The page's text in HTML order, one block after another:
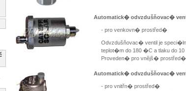
Automatick� odvzdušňovac�
- pro venkovn� prostřed�
Odvzdušňovac� ventil je
teplot�m do 180 �C a tlaku do
Proveden� pro vnějš�
Automatick� odvzdušňovac�
- pro vnitřn� prostřed�